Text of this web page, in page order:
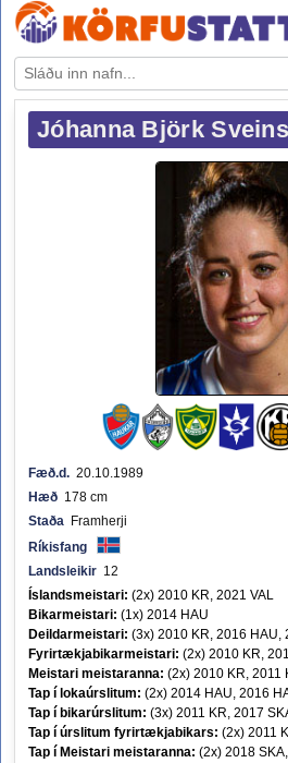
Jóhanna Björk
Fæð.d. 20.10.1989
Hæð 178 cm
Staða Framherji
Ríkisfang
Landsleikir 12
Íslandsmeistari: (2x) 2010 KR, 2021 VAL
Bikarmeistari: (1x) 2014 HAU
Deildarmeistari: (3x) 2010 KR, 2016 HAU,
Fyrirtækjabikarmeistari: (2x) 2010 KR,
Meistari meistaranna: (2x) 2010 KR, 2011
Tap í lokaúrslitum: (2x) 2014 HAU, 2016
Tap í bikarúrslitum: (3x) 2011 KR, 2017
Tap í úrslitum fyrirtækjabikars: (2x) 2011
Tap í Meistari meistaranna: (2x) 2018